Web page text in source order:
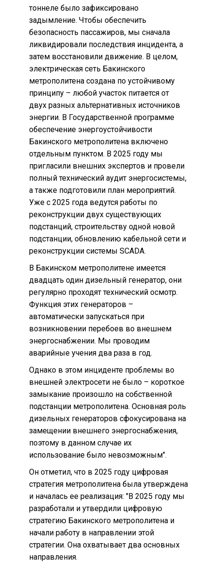
тоннеле было зафиксировано
задымление. Чтобы обеспечить
безопасность пассажиров, мы сначала
ликвидировали последствия инцидента, а
затем восстановили движение. В целом,
электрическая сеть Бакинского
метрополитена создана по устойчивому
принципу – любой участок питается от
двух разных альтернативных источников
энергии. В Государственной программе
обеспечение энергоустойчивости
Бакинского метрополитена включено
отдельным пунктом. В 2025 году мы
пригласили внешних экспертов и провели
полный технический аудит энергосистемы,
а также подготовили план мероприятий.
Уже с 2025 года ведутся работы по
реконструкции двух существующих
подстанций, строительству одной новой
подстанции, обновлению кабельной сети и
реконструкции системы SCADA.
В Бакинском метрополитене имеется
двадцать один дизельный генератор, они
регулярно проходят технический осмотр.
Функция этих генераторов –
автоматически запускаться при
возникновении перебоев во внешнем
энергоснабжении. Мы проводим
аварийные учения два раза в год.
Однако в этом инциденте проблемы во
внешней электросети не было – короткое
замыкание произошло на собственной
подстанции метрополитена. Основная роль
дизельных генераторов сфокусирована на
замещении внешнего энергоснабжения,
поэтому в данном случае их
использование было невозможным".
Он отметил, что в 2025 году цифровая
стратегия метрополитена была утверждена
и началась ее реализация: "В 2025 году мы
разработали и утвердили цифровую
стратегию Бакинского метрополитена и
начали работу в направлении этой
стратегии. Она охватывает два основных
направления.